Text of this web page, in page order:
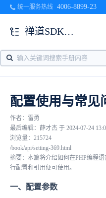
统一服务热线 4006-8899-23
禅道SDK开发手册
配置使用与常见
作者：雷勇
最后编辑：薛才杰 于 2024-07-24
浏览量：215724
/book/api/setting-369.html
摘要：本篇将介绍如何在PHP编程
行配置和引用便可使用。
一、配置参数